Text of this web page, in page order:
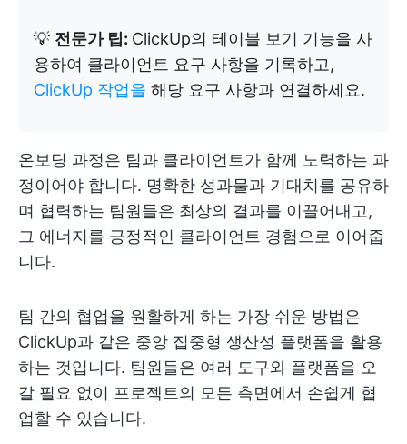
💡 전문가 팁: ClickUp의 테이블 보기 기능을 사
용하여 클라이언트 요구 사항을 기록하고,
ClickUp 작업을 해당 요구 사항과 연결하세요.
온보딩 과정은 팀과 클라이언트가 함께 노력하는 과
정이어야 합니다. 명확한 성과물과 기대치를 공유하
며 협력하는 팀원들은 최상의 결과를 이끌어내고,
그 에너지를 긍정적인 클라이언트 경험으로 이어줍
니다.
팀 간의 협업을 원활하게 하는 가장 쉬운 방법은
ClickUp과 같은 중앙 집중형 생산성 플랫폼을 활용
하는 것입니다. 팀원들은 여러 도구와 플랫폼을 오
갈 필요 없이 프로젝트의 모든 측면에서 손쉽게 협
업할 수 있습니다.